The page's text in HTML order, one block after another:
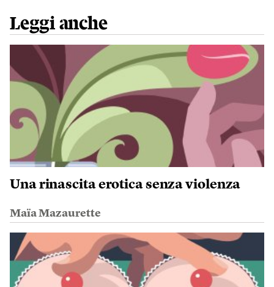
Leggi anche
Una rinascita erotica senza violenza
Maïa Mazaurette